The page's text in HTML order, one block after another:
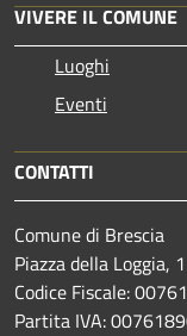
VIVERE IL COMUNE
Luoghi
Eventi
CONTATTI
Comune di Brescia
Piazza della Loggia,
Codice Fiscale:
Partita IVA: